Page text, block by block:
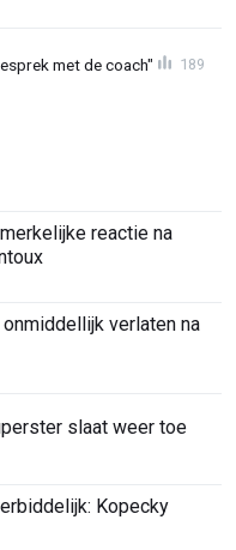
met de coach" 189
reactie na
verlaten na
slaat weer toe
Kopecky